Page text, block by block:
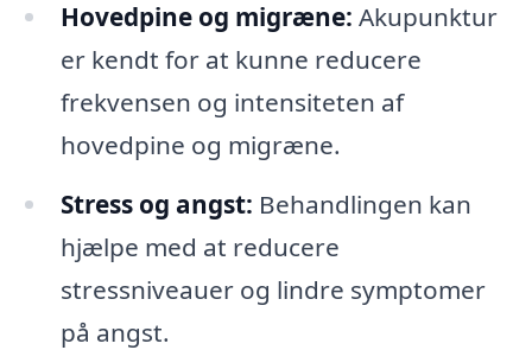
Hovedpine og migræne: Akupunktur
er kendt for at kunne reducere
frekvensen og intensiteten af
hovedpine og migræne.
Stress og angst: Behandlingen kan
hjælpe med at reducere
stressniveauer og lindre symptomer
på angst.